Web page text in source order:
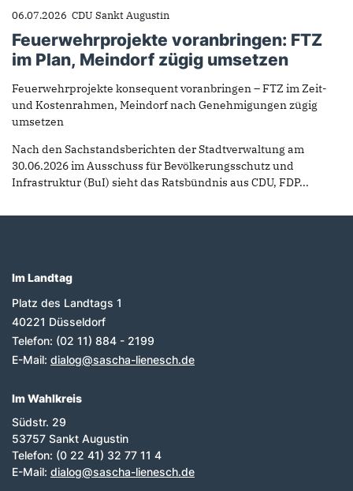
06.07.2026 CDU Sankt Augustin
Feuerwehrprojekte voranbringen: FTZ
im Plan, Meindorf zügig umsetzen
Feuerwehrprojekte konsequent voranbringen – FTZ im Zeit-
und Kostenrahmen, Meindorf nach Genehmigungen zügig
umsetzen
Nach den Sachstandsberichten der Stadtverwaltung am
30.06.2026 im Ausschuss für Bevölkerungsschutz und
Infrastruktur (BuI) sieht das Ratsbündnis aus CDU, FDP...
Fußbereich
Im Landtag
Platz des Landtags 1
40221 Düsseldorf
Telefon: (02 11) 884 - 2199
E-Mail: dialog@sascha-lienesch.de
Im Wahlkreis
Südstr. 29
53757 Sankt Augustin
Telefon: (0 22 41) 32 77 11 4
E-Mail: dialog@sascha-lienesch.de